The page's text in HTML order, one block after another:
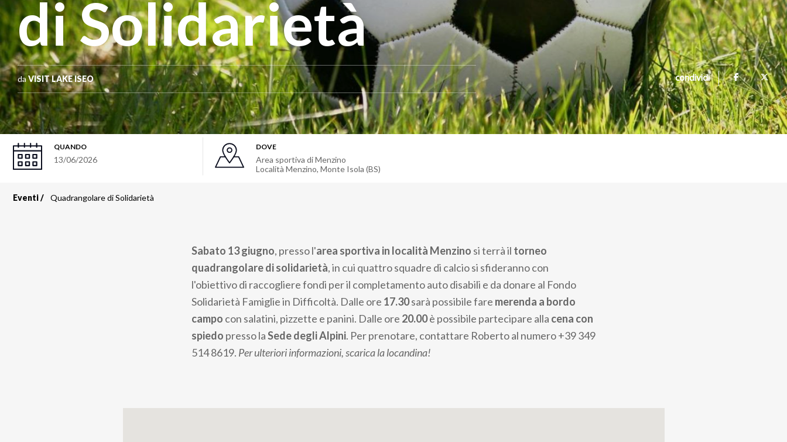
di Solidarietà
daVISIT LAKE ISEO condividi
QUANDO
13/06/2026
DOVE
Area sportiva di Menzino
Località Menzino, Monte Isola (BS)
Briciole
Eventi Quadrangolare di Solidarietà
Sabato 13 giugno, presso l'area sportiva in località Menzino si terrà il torneo
quadrangolare di solidarietà, in cui quattro squadre di calcio si sfideranno con
l'obiettivo di raccogliere fondi per il completamento auto disabili e da donare al Fondo
Solidarietà Famiglie in Difficoltà. Dalle ore 17.30sarà possibile fare merenda a bordo
campo con salatini, pizzette e panini. Dalle ore 20.00è possibile partecipare alla cena con
spiedo presso laSede degli Alpini. Per prenotare, contattare Roberto al numero +39 349
514 8619. Per ulteriori informazioni, scarica la locandina!